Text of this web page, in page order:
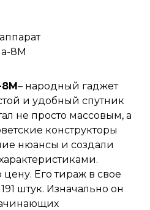
8М– народный гаджет
и удобный спутник
не просто массовым, а
конструкторы
нюансы и создали
Его тираж в свое
штук. Изначально он